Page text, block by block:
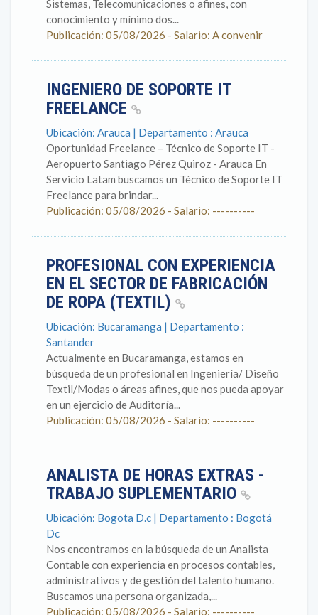
Sistemas, Telecomunicaciones o afines, con
conocimiento y mínimo dos...
Publicación: 05/08/2026 - Salario: A convenir
INGENIERO DE SOPORTE IT
FREELANCE
Ubicación: Arauca | Departamento : Arauca
Oportunidad Freelance – Técnico de Soporte IT -
Aeropuerto Santiago Pérez Quiroz - Arauca En
Servicio Latam buscamos un Técnico de Soporte IT
Freelance para brindar...
Publicación: 05/08/2026 - Salario: ----------
PROFESIONAL CON EXPERIENCIA
EN EL SECTOR DE FABRICACIÓN
DE ROPA (TEXTIL)
Ubicación: Bucaramanga | Departamento :
Santander
Actualmente en Bucaramanga, estamos en
búsqueda de un profesional en Ingeniería/ Diseño
Textil/Modas o áreas afines, que nos pueda apoyar
en un ejercicio de Auditoría...
Publicación: 05/08/2026 - Salario: ----------
ANALISTA DE HORAS EXTRAS -
TRABAJO SUPLEMENTARIO
Ubicación: Bogota D.c | Departamento : Bogotá
Dc
Nos encontramos en la búsqueda de un Analista
Contable con experiencia en procesos contables,
administrativos y de gestión del talento humano.
Buscamos una persona organizada,...
Publicación: 05/08/2026 - Salario: ----------